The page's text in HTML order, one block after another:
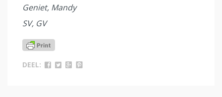
Geniet, Mandy
SV, GV
DEEL: